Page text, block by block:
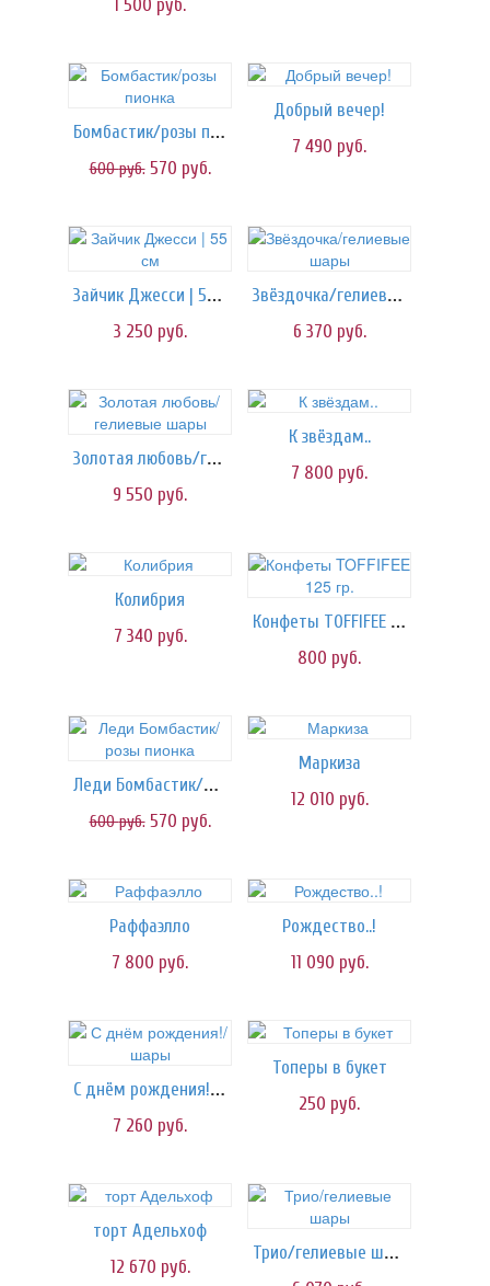
1 500 руб.
Бомбастик/розы пионка
600руб. 570 руб.
Добрый вечер!
7 490 руб.
Зайчик Джесси | 55 см
3 250 руб.
Звёздочка/гелиевые шары
6 370 руб.
Золотая любовь/гелиевые шары
9 550 руб.
К звёздам..
7 800 руб.
Колибрия
7 340 руб.
Конфеты TOFFIFEE 125 гр.
800 руб.
Леди Бомбастик/розы пионка
600руб. 570 руб.
Маркиза
12 010 руб.
Раффаэлло
7 800 руб.
Рождество..!
11 090 руб.
С днём рождения!/шары
7 260 руб.
Топеры в букет
250 руб.
торт Адельхоф
12 670 руб.
Трио/гелиевые шары